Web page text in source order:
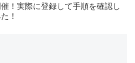
催！実際に登録して手順を確認し
！